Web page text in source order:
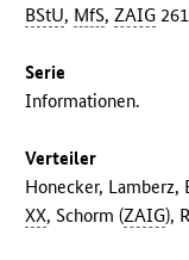
BStU, MfS,ZAIG
Serie
Informationen.
Verteiler
Honecker, Lamberz,
XX, Schorm (ZAIG),